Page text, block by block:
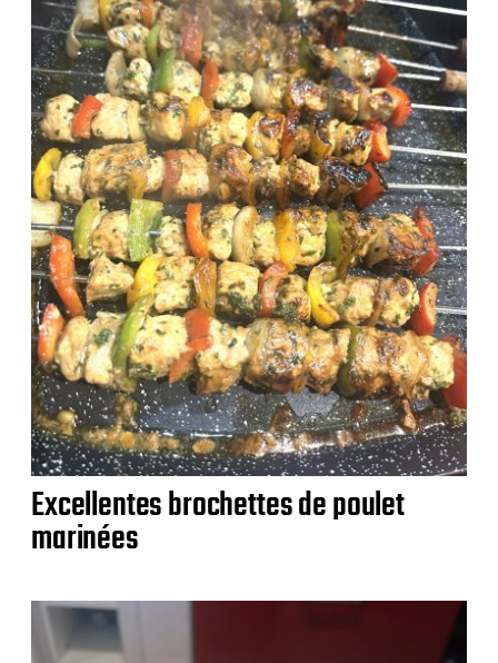
Excellentes brochettes de poulet
marinées